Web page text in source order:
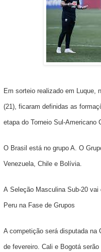
Foto
Em sorteio realizado em Luque,
(21), ficaram definidas as
etapa do Torneio Sul-Americano
O Brasil está no grupo A. O
Venezuela, Chile e Bolívia.
A Seleção Masculina Sub-20 vai
Peru na Fase de Grupos
A competição será disputada na
de fevereiro. Cali e Bogotá serão